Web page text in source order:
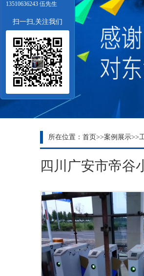
所在位置： 首页>>案例展示>>
四川广安市帝谷
13510636243 伍先生
扫一扫,关注我们